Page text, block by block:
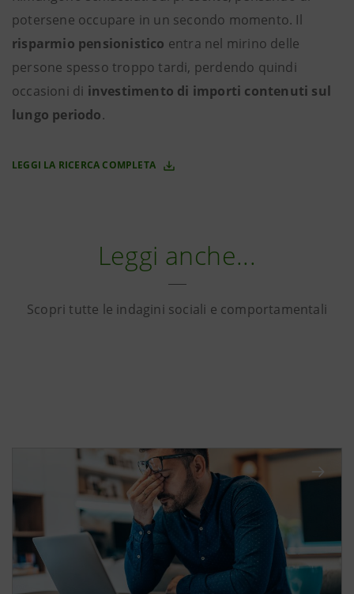
potersene occupare in un secondo momento. Il
risparmio pensionistico entra nel mirino delle
persone spesso troppo tardi, perdendo quindi
occasioni di investimento di importi contenuti sul
lungo periodo.
LEGGI LA RICERCA COMPLETA
Leggi anche...
Scopri tutte le indagini sociali e comportamentali